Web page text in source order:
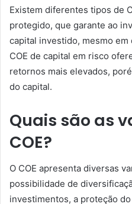
Existem diferentes tipos de
protegido, que garante ao
capital investido, mesmo
COE de capital em risco
retornos mais elevados,
do capital.
Quais são as
COE?
O COE apresenta diversas
possibilidade de
investimentos, a proteção